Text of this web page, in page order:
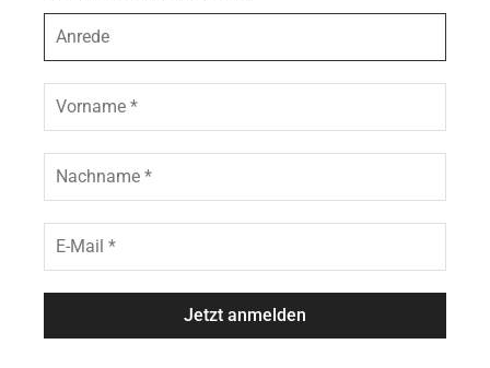
r
e
e
r
n
m
c
h
a
M
a
l